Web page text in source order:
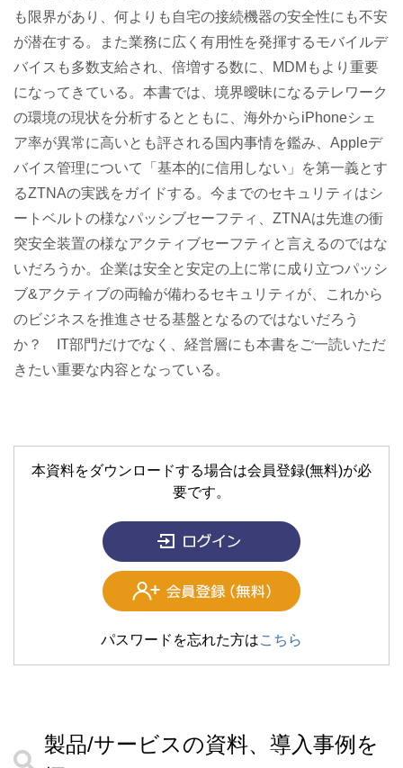
も限界があり、何よりも自宅の接続機器の安全性にも不安
が潜在する。また業務に広く有用性を発揮するモバイルデ
バイスも多数支給され、倍増する数に、MDMもより重要
になってきている。本書では、境界曖昧になるテレワーク
の環境の現状を分析するとともに、海外からiPhoneシェ
ア率が異常に高いとも評される国内事情を鑑み、Appleデ
バイス管理について「基本的に信用しない」を第一義とす
るZTNAの実践をガイドする。今までのセキュリティはシ
ートベルトの様なパッシブセーフティ、ZTNAは先進の衝
突安全装置の様なアクティブセーフティと言えるのではな
いだろうか。企業は安全と安定の上に常に成り立つパッシ
ブ&アクティブの両輪が備わるセキュリティが、これから
のビジネスを推進させる基盤となるのではないだろう
か？ IT部門だけでなく、経営層にも本書をご一読いただ
きたい重要な内容となっている。
本資料をダウンロードする場合は会員登録(無料)が必
要です。
パスワードを忘れた方はこちら
製品/サービスの資料、導入事例を